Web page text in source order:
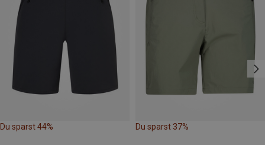
Du sparst 44% Du sparst 37%